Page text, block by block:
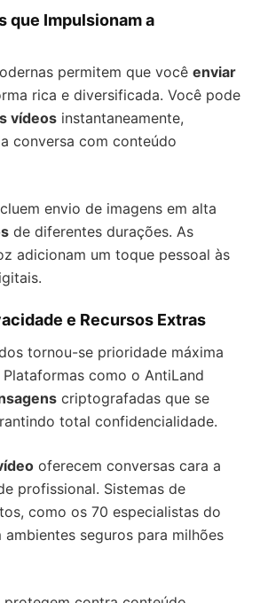
que Impulsionam a
permitem que você enviar
rica e diversificada. Você pode
vídeos instantaneamente,
conversa com conteúdo
envio de imagens em alta
de diferentes durações. As
adicionam um toque pessoal às
e Recursos Extras
tornou-se prioridade máxima
Plataformas como o AntiLand
criptografadas que se
total confidencialidade.
oferecem conversas cara a
profissional. Sistemas de
como os 70 especialistas do
ambientes seguros para milhões